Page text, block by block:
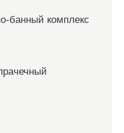
банный комплекс